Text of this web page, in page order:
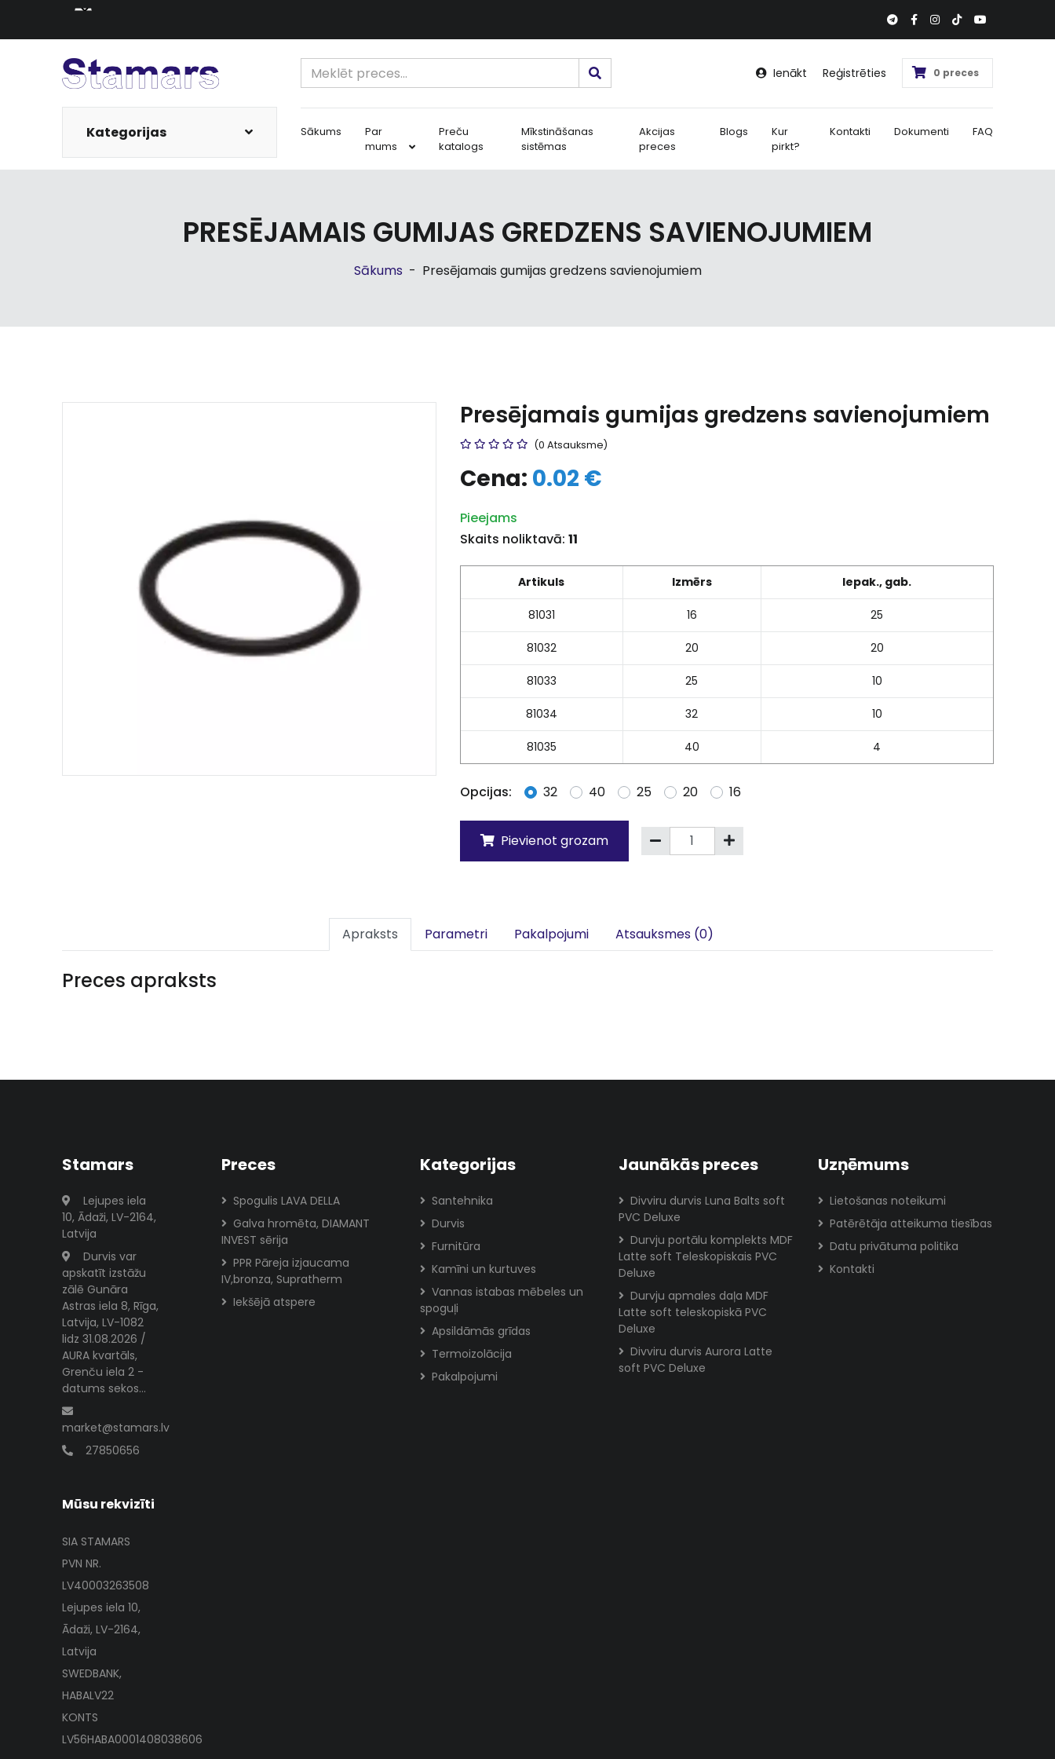
Ienākt Reģistrēties 0 preces
Kategorijas Sākums
Par
mums
Preču
katalogs
Mīkstināšanas
sistēmas
Akcijas
preces
Blogs
Kur
pirkt?
Kontakti Dokumenti FAQ
PRESĒJAMAIS GUMIJAS GREDZENS SAVIENOJUMIEM
Sākums - Presējamais gumijas gredzens savienojumiem
Presējamais gumijas gredzens savienojumiem
(0 Atsauksme)
Cena: 0.02 €
Pieejams
Skaits noliktavā: 11
Artikuls Izmērs Iepak., gab.
81031 16 25
81032 20 20
81033 25 10
81034 32 10
81035 40 4
Opcijas: 32 40 25 20 16
Pievienot grozam
Apraksts Parametri Pakalpojumi Atsauksmes (0)
Preces apraksts
Stamars
Lejupes iela
10, Ādaži, LV-2164,
Latvija
Durvis var
apskatīt izstāžu
zālē Gunāra
Astras iela 8, Rīga,
Latvija, LV-1082
lidz 31.08.2026 /
AURA kvartāls,
Grenču iela 2 -
datums sekos...
market@stamars.lv
27850656
Mūsu rekvizīti
SIA STAMARS
PVN NR.
LV40003263508
Lejupes iela 10,
Ādaži, LV-2164,
Latvija
SWEDBANK,
HABALV22
KONTS
LV56HABA0001408038606
Preces
Spogulis LAVA DELLA
Galva hromēta, DIAMANT
INVEST sērija
PPR Pāreja izjaucama
IV,bronza, Supratherm
Iekšējā atspere
Kategorijas
Santehnika
Durvis
Furnitūra
Kamīni un kurtuves
Vannas istabas mēbeles un
spoguļi
Apsildāmās grīdas
Termoizolācija
Pakalpojumi
Jaunākās preces
Divviru durvis Luna Balts soft
PVC Deluxe
Durvju portālu komplekts MDF
Latte soft Teleskopiskais PVC
Deluxe
Durvju apmales daļa MDF
Latte soft teleskopiskā PVC
Deluxe
Divviru durvis Aurora Latte
soft PVC Deluxe
Uzņēmums
Lietošanas noteikumi
Patērētāja atteikuma tiesības
Datu privātuma politika
Kontakti